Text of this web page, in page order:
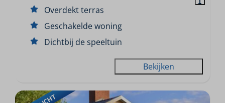
Overdekt terras
Geschakelde woning
Dichtbij de speeltuin
Bekijken